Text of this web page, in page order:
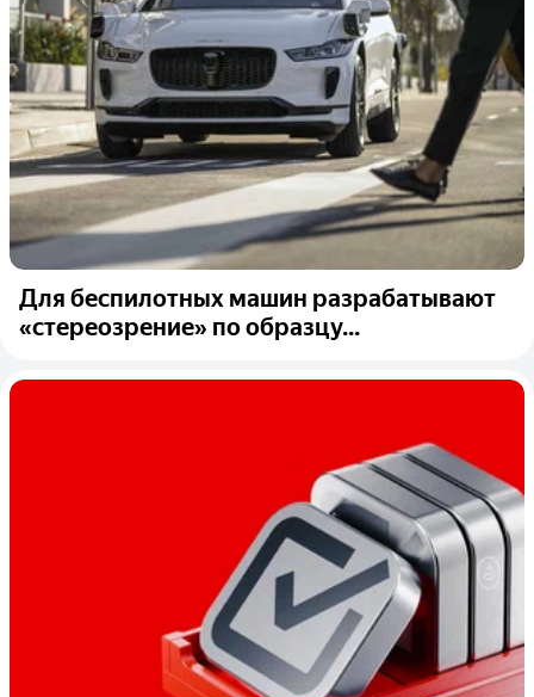
Для беспилотных машин разрабатывают
«стереозрение» по образцу...